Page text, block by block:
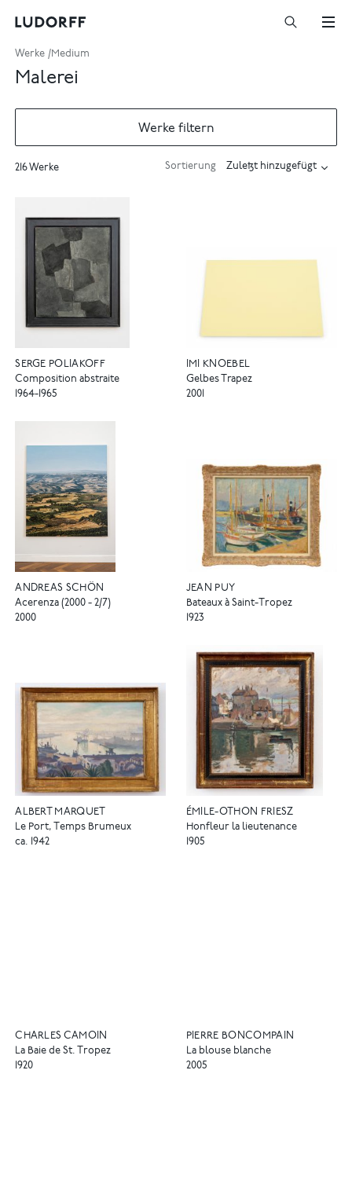
Werke Medium
Malerei
Werke filtern
216 Werke Sortierung
SERGE POLIAKOFF
Composition abstraite
1964-1965
IMI KNOEBEL
Gelbes Trapez
2001
ANDREAS SCHÖN
Acerenza (2000 - 2/7)
2000
JEAN PUY
Bateaux à Saint-Tropez
1923
ALBERT MARQUET
Le Port, Temps Brumeux
ca. 1942
ÉMILE-OTHON FRIESZ
Honfleur la lieutenance
1905
CHARLES CAMOIN
La Baie de St. Tropez
1920
PIERRE BONCOMPAIN
La blouse blanche
2005